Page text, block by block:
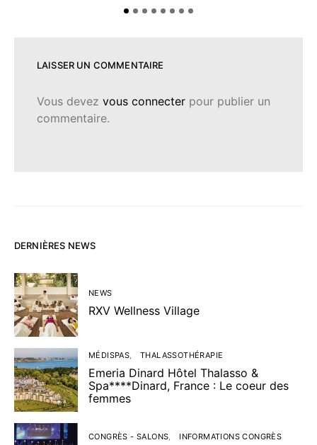
LAISSER UN COMMENTAIRE
Vous devez vous connecter pour publier un
commentaire.
DERNIÈRES NEWS
NEWS
RXV Wellness Village
MÉDISPAS THALASSOTHÉRAPIE
Emeria Dinard Hôtel Thalasso &
Spa****Dinard, France : Le coeur des
femmes
CONGRÈS - SALONS INFORMATIONS CONGRÈS